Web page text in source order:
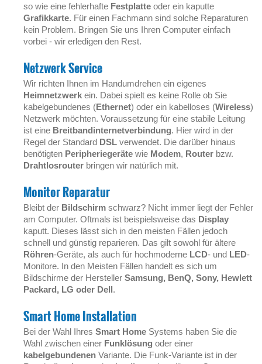
so wie eine fehlerhafte Festplatte oder ein kaputte
Grafikkarte. Für einen Fachmann sind solche Reparaturen
kein Problem. Bringen Sie uns Ihren Computer einfach
vorbei - wir erledigen den Rest.
Netzwerk Service
Wir richten Ihnen im Handumdrehen ein eigenes
Heimnetzwerk ein. Dabei spielt es keine Rolle ob Sie
kabelgebundenes (Ethernet) oder ein kabelloses (Wireless)
Netzwerk möchten. Voraussetzung für eine stabile Leitung
ist eine Breitbandinternetverbindung. Hier wird in der
Regel der Standard DSL verwendet. Die darüber hinaus
benötigten Peripheriegeräte wie Modem, Router bzw.
Drahtlosrouter bringen wir natürlich mit.
Monitor Reparatur
Bleibt der Bildschirm schwarz? Nicht immer liegt der Fehler
am Computer. Oftmals ist beispielsweise das Display
kaputt. Dieses lässt sich in den meisten Fällen jedoch
schnell und günstig reparieren. Das gilt sowohl für ältere
Röhren-Geräte, als auch für hochmoderne LCD- und LED-
Monitore. In den Meisten Fällen handelt es sich um
Bildschirme der Hersteller Samsung, BenQ, Sony, Hewlett
Packard, LG oder Dell.
Smart Home Installation
Bei der Wahl Ihres Smart Home Systems haben Sie die
Wahl zwischen einer Funklösung oder einer
kabelgebundenen Variante. Die Funk-Variante ist in der